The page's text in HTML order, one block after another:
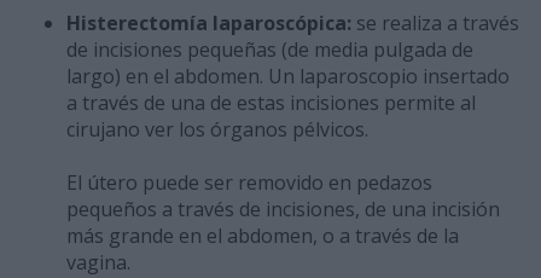
Histerectomía laparoscópica: se realiza a través
de incisiones pequeñas (de media pulgada de
largo) en el abdomen. Un laparoscopio insertado
a través de una de estas incisiones permite al
cirujano ver los órganos pélvicos.
El útero puede ser removido en pedazos
pequeños a través de incisiones, de una incisión
más grande en el abdomen, o a través de la
vagina.